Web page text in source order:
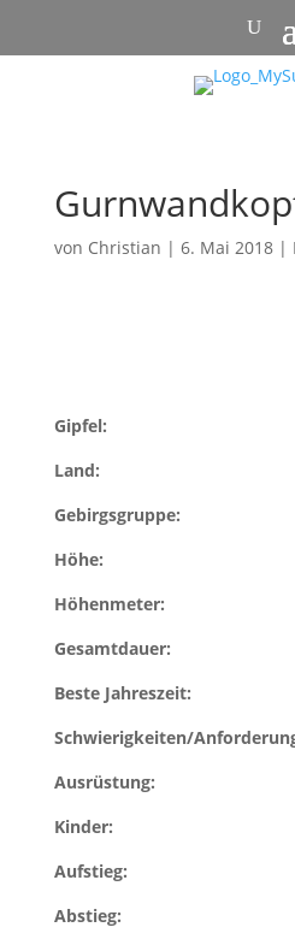
von Christian | 6. Mai 2018|
Gipfel:
Land:
Gebirgsgruppe:
Höhe:
Höhenmeter:
Gesamtdauer:
Beste Jahreszeit:
Schwierigkeiten/
Ausrüstung:
Kinder:
Aufstieg:
Abstieg: